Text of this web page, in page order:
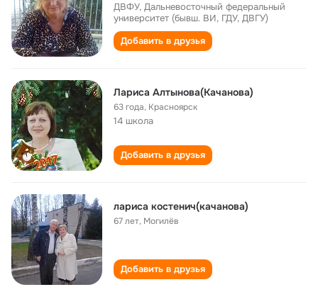
ДВФУ, Дальневосточный федеральный
университет (бывш. ВИ, ГДУ, ДВГУ)
Добавить в друзья
Лариса Алтынова(Качанова)
63 года, Красноярск
14 школа
Добавить в друзья
лариса костенич(качанова)
67 лет, Могилёв
Добавить в друзья